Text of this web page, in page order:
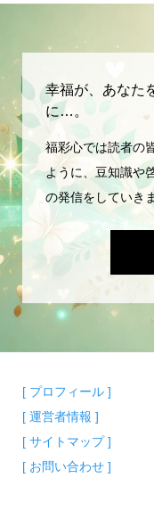
幸福が、あなた
に…。
福彩心では読者の
ように、豆知識や
の発信をしていき
[ プロフィール ]
[ 運営者情報 ]
[ サイトマップ ]
[ お問い合わせ ]